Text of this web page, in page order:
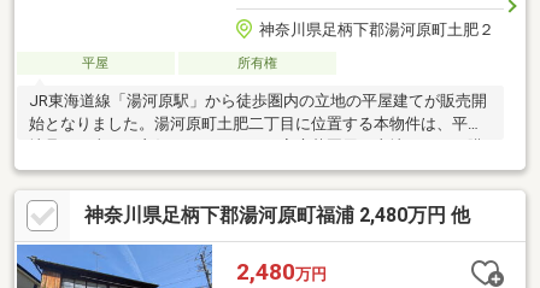
神奈川県足柄下郡湯河原町土肥２
平屋 所有権
JR東海道線「湯河原駅」から徒歩圏内の立地の平屋建てが販売開
始となりました。湯河原町土肥二丁目に位置する本物件は、平坦
入も用途の一つです。旗竿地となっておりカースペース3台程度
（軽自動車等車幅が狭いものに限る）ございます。スーパーマー
ケットや病院、コンビニ、海岸など徒歩圏内にございますので、
定住での利用をお考えの方にもぴったりです。是非お問い合わせ
下さいませ。
神奈川県足柄下郡湯河原町福浦 2,480万円 他
2,480万円